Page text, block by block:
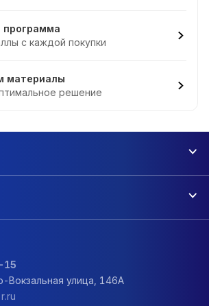
программа
с каждой покупки
материалы
решение
15
Вокзальная улица, 146А